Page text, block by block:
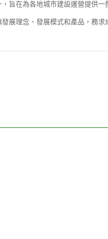
旨在為各地城市建設運營提供
展理念、發展模式和產品，務